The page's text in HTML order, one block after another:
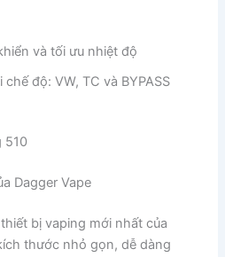
và tối ưu nhiệt độ
độ: VW, TC và BYPASS
510
Dagger Vape
bị vaping mới nhất của
thước nhỏ gọn, dễ dàng